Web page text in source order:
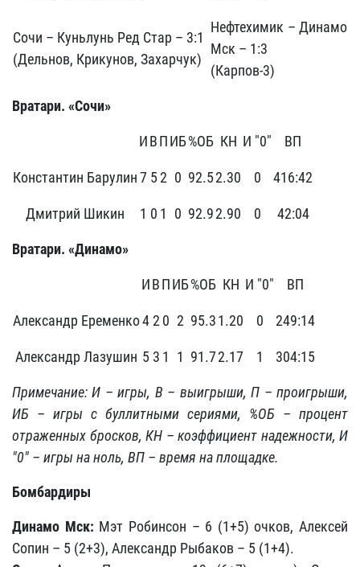
Сочи – Куньлунь Ред Стар – 3:1
(Дельнов, Крикунов, Захарчук)
Нефтехимик – Динамо
Мск – 1:3
(Карпов-3)
Вратари. «Сочи»
ИВПИБ%ОБ КН И "0" ВП
Константин Барулин7 5 2 0 92.52.30 0 416:42
Дмитрий Шикин 1 0 1 0 92.92.90 0 42:04
Вратари. «Динамо»
ИВПИБ%ОБ КН И "0" ВП
Александр Еременко4 2 0 2 95.31.20 0 249:14
Александр Лазушин 5 3 1 1 91.72.17 1 304:15
Примечание: И – игры, В – выигрыши, П – проигрыши,
ИБ – игры с буллитными сериями, %ОБ – процент
отраженных бросков, КН – коэффициент надежности, И
"0" – игры на ноль, ВП – время на площадке.
Бомбардиры
Динамо Мск: Мэт Робинсон – 6 (1+5) очков, Алексей
Сопин – 5 (2+3), Александр Рыбаков – 5 (1+4).